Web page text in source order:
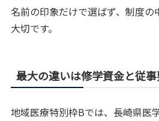
名前の印象だけで選ばず、制度の
大切です。
最大の違いは修学資金と従
地域医療特別枠Bでは、長崎県医